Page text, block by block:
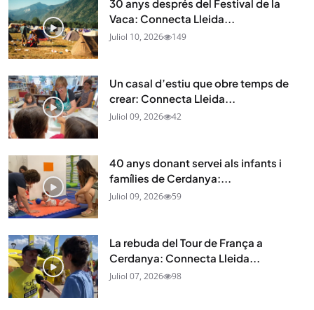
30 anys després del Festival de la
Vaca: Connecta Lleida...
Juliol 10, 2026 149
Un casal d’estiu que obre temps de
crear: Connecta Lleida...
Juliol 09, 2026 42
40 anys donant servei als infants i
famílies de Cerdanya:...
Juliol 09, 2026 59
La rebuda del Tour de França a
Cerdanya: Connecta Lleida...
Juliol 07, 2026 98